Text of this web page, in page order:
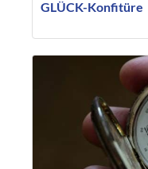
GLÜCK-Konfitüre